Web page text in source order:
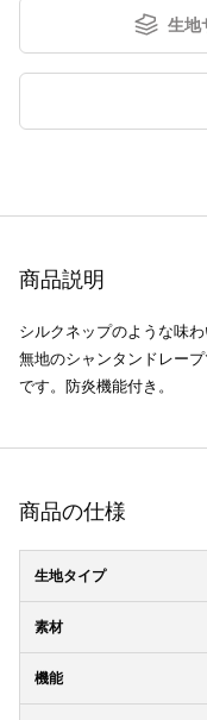
生地
商品説明
シルクネップのような味
無地のシャンタンドレー
です。防炎機能付き。
商品の仕様
生地タイプ
素材
機能